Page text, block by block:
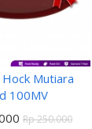
Mutiara
100MV
Rp 250.000